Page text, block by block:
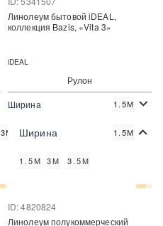
3М
Рулон
Цена:
Линолеум бытовой iDEAL,
коллекция Bazis, «Vita 3»
iDEAL
Ширина 1.5М
Ширина 1.5М
1.5М 3М 3.5М
ID: 4820824
Линолеум полукоммерческий